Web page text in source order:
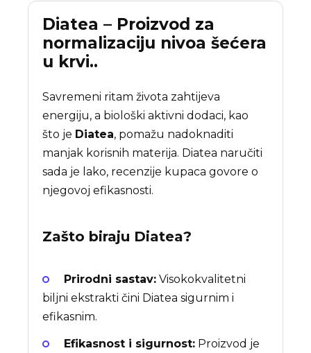
Diatea – Proizvod za
normalizaciju nivoa šećera
u krvi..
Savremeni ritam života zahtijeva
energiju, a biološki aktivni dodaci, kao
što je Diatea, pomažu nadoknaditi
manjak korisnih materija. Diatea naručiti
sada je lako, recenzije kupaca govore o
njegovoj efikasnosti.
Zašto biraju Diatea?
Prirodni sastav: Visokokvalitetni
biljni ekstrakti čini Diatea sigurnim i
efikasnim.
Efikasnost i sigurnost: Proizvod je